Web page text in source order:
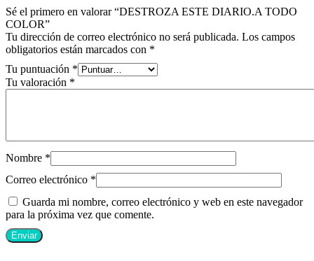
Sé el primero en valorar “DESTROZA ESTE DIARIO.A TODO
COLOR”
Tu dirección de correo electrónico no será publicada. Los campos
obligatorios están marcados con *
Tu puntuación *
Tu valoración *
Nombre *
Correo electrónico *
Guarda mi nombre, correo electrónico y web en este navegador
para la próxima vez que comente.